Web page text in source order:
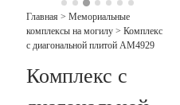
Главная > Мемориальные
комплексы на могилу > Комплекс
с диагональной плитой AM4929
Комплекс с